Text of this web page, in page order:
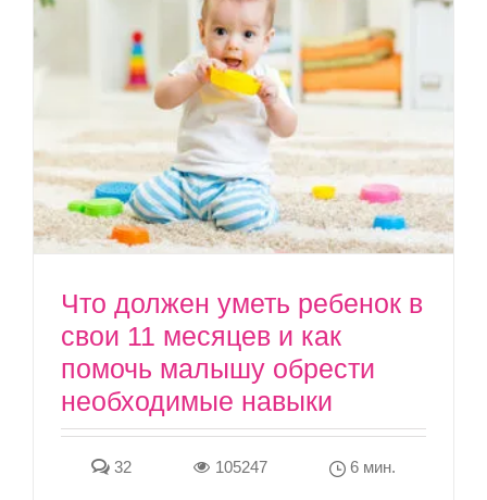
Что должен уметь ребенок в
свои 11 месяцев и как
помочь малышу обрести
необходимые навыки
32 105247 6 мин.